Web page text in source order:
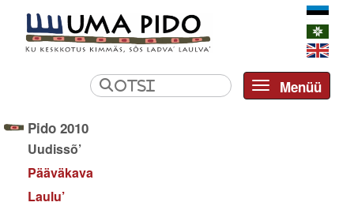
Toggle
Menüü
Pido 2010
Uudissõ’
Pääväkava
Laulu’